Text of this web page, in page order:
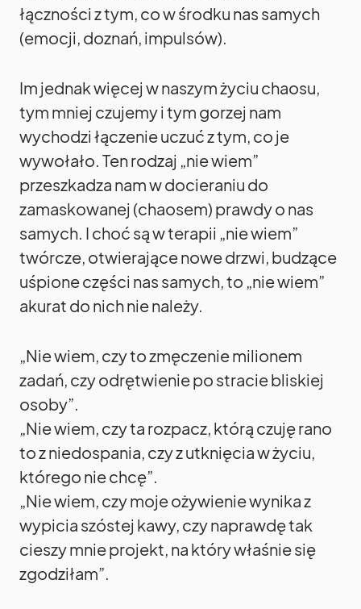
łączności z tym, co w środku nas samych
(emocji, doznań, impulsów).
Im jednak więcej w naszym życiu chaosu,
tym mniej czujemy i tym gorzej nam
wychodzi łączenie uczuć z tym, co je
wywołało. Ten rodzaj „nie wiem”
przeszkadza nam w docieraniu do
zamaskowanej (chaosem) prawdy o nas
samych. I choć są w terapii „nie wiem”
twórcze, otwierające nowe drzwi, budzące
uśpione części nas samych, to „nie wiem”
akurat do nich nie należy.
„Nie wiem, czy to zmęczenie milionem
zadań, czy odrętwienie po stracie bliskiej
osoby”.
„Nie wiem, czy ta rozpacz, którą czuję rano
to z niedospania, czy z utknięcia w życiu,
którego nie chcę”.
„Nie wiem, czy moje ożywienie wynika z
wypicia szóstej kawy, czy naprawdę tak
cieszy mnie projekt, na który właśnie się
zgodziłam”.